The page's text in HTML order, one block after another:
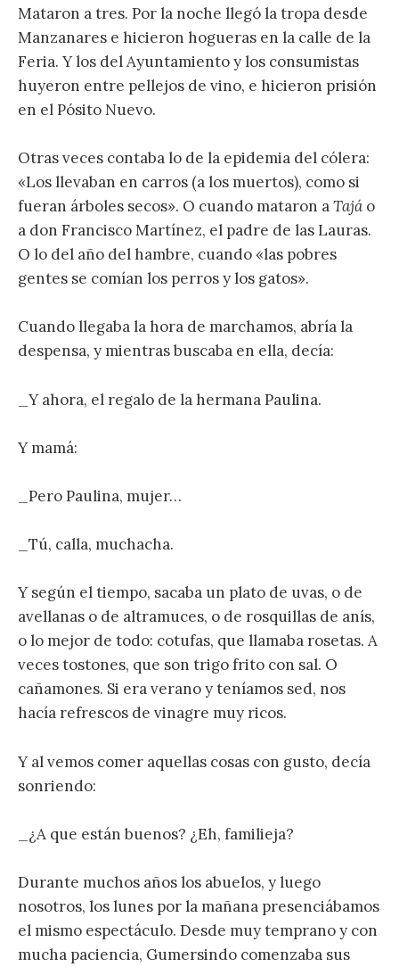
Mataron a tres. Por la noche llegó la tropa desde
Manzanares e hicieron hogueras en la calle de la
Feria. Y los del Ayuntamiento y los consumistas
huyeron entre pellejos de vino, e hicieron prisión
en el Pósito Nuevo.
Otras veces contaba lo de la epidemia del cólera:
«Los llevaban en carros (a los muertos), como si
fueran árboles secos». O cuando mataron aTajá o
a don Francisco Martínez, el padre de las Lauras.
O lo del año del hambre, cuando «las pobres
gentes se comían los perros y los gatos».
Cuando llegaba la hora de marchamos, abría la
despensa, y mientras buscaba en ella, decía:
_Y ahora, el regalo de la hermana Paulina.
Y mamá:
_Pero Paulina, mujer…
_Tú, calla, muchacha.
Y según el tiempo, sacaba un plato de uvas, o de
avellanas o de altramuces, o de rosquillas de anís,
o lo mejor de todo: cotufas, que llamaba rosetas. A
veces tostones, que son trigo frito con sal. O
cañamones. Si era verano y teníamos sed, nos
hacía refrescos de vinagre muy ricos.
Y al vemos comer aquellas cosas con gusto, decía
sonriendo:
_¿A que están buenos? ¿Eh, familieja?
Durante muchos años los abuelos, y luego
nosotros, los lunes por la mañana presenciábamos
el mismo espectáculo. Desde muy temprano y con
mucha paciencia, Gumersindo comenzaba sus